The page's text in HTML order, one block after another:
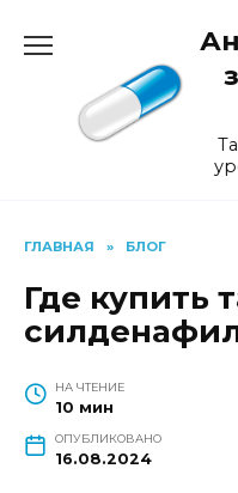
ГЛАВНАЯ » БЛОГ
Где купить
НА ЧТЕНИЕ
10 мин
ОПУБЛИКОВАНО
16.08.2024